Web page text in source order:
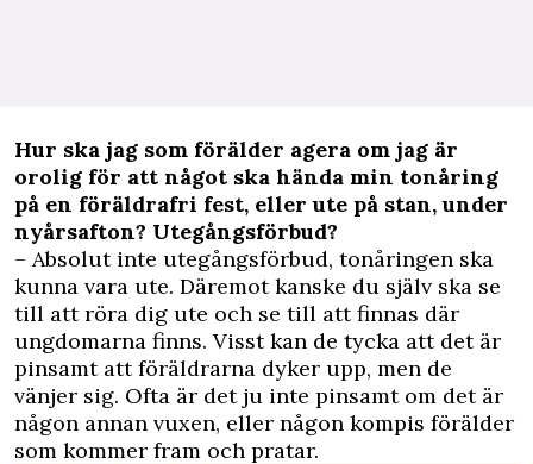
Hur ska jag som förälder agera om jag är
orolig för att något ska hända min tonåring
på en föräldrafri fest, eller ute på stan, under
nyårsafton? Utegångsförbud?
– Absolut inte utegångsförbud, tonåringen ska
kunna vara ute. Däremot kanske du själv ska se
till att röra dig ute och se till att finnas där
ungdomarna finns. Visst kan de tycka att det är
pinsamt att föräldrarna dyker upp, men de
vänjer sig. Ofta är det ju inte pinsamt om det är
någon annan vuxen, eller någon kompis förälder
som kommer fram och pratar.